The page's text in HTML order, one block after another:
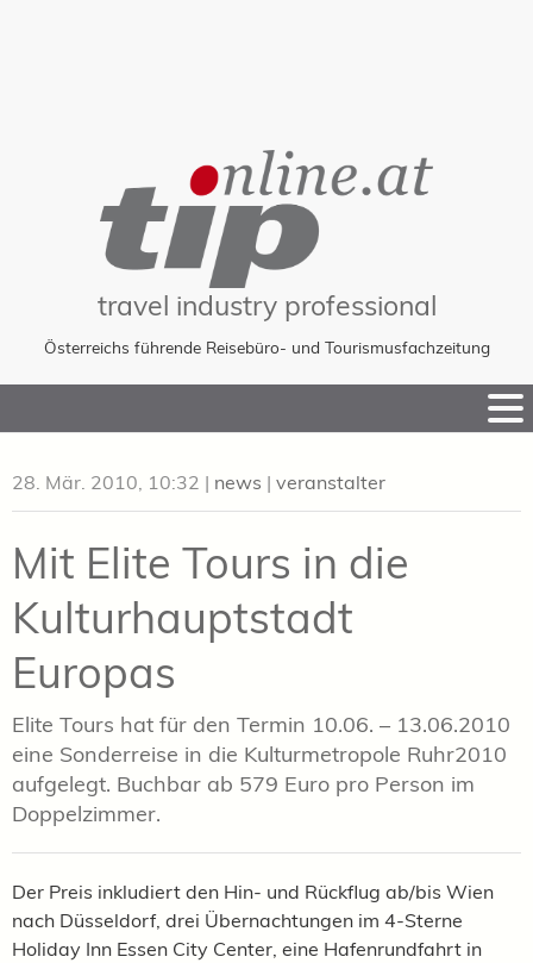
travel industry professional
Österreichs führende Reisebüro- und Tourismusfachzeitung
to
28. Mär. 2010, 10:32 | news | veranstalter
Mit Elite Tours in die
Kulturhauptstadt
Europas
Elite Tours hat für den Termin 10.06. – 13.06.2010
eine Sonderreise in die Kulturmetropole Ruhr2010
aufgelegt. Buchbar ab 579 Euro pro Person im
Doppelzimmer.
Der Preis inkludiert den Hin- und Rückflug ab/bis Wien
nach Düsseldorf, drei Übernachtungen im 4-Sterne
Holiday Inn Essen City Center, eine Hafenrundfahrt in